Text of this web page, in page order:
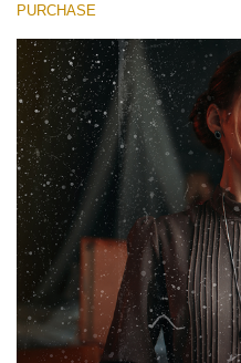
PURCHASE